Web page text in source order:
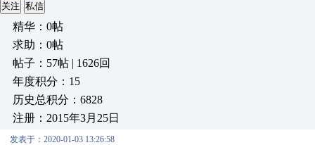
关注 私信
精华：0帖
求助：0帖
帖子：57帖 | 1626回
年度积分：15
历史总积分：6828
注册：2015年3月25日
发表于：2020-01-03 13:26:58